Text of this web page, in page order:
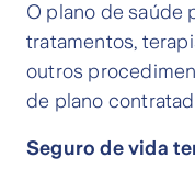
O plano de saúde
tratamentos,
outros
de plano
Seguro de vida